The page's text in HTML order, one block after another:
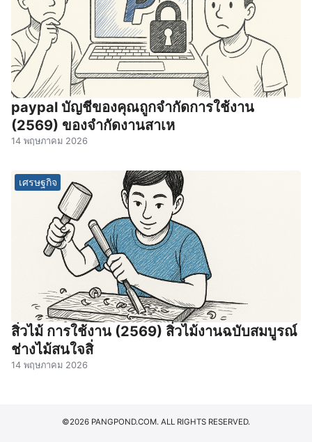
paypal บัญชีของคุณถูกจํากัดการใช้งาน
(2569) ของจํากัดงานสาเห
14 พฤษภาคม 2026
เศรษฐกิจ
สิ่วไม้ การใช้งาน (2569) สิ่วไม้งานฉบับสมบูรณ์
ช่างไม้สนใจสิ่
14 พฤษภาคม 2026
©2026 PANGPOND.COM. ALL RIGHTS RESERVED.